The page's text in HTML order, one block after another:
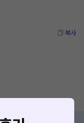
복사